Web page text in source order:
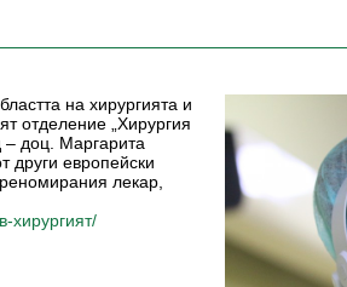
на хирургията и
отделение „Хирургия
– доц. Маргарита
други европейски
лекар,
хирургият/